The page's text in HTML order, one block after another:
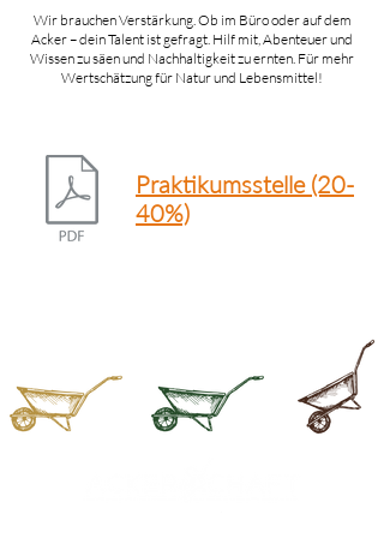
Wir brauchen Verstärkung. Ob im Büro oder auf dem
Acker – dein Talent ist gefragt. Hilf mit, Abenteuer und
Wissen zu säen und Nachhaltigkeit zu ernten. Für mehr
Wertschätzung für Natur und Lebensmittel!
Praktikumsstelle (20-
40%)